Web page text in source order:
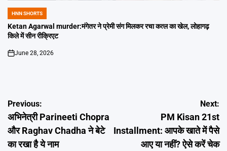
POSTED
IN
HNN SHORTS
Ketan Agarwal murder:मंगेतर ने प्रेमी संग मिलकर रचा कत्ल का खेल, लोहागढ़
किले में सीन रीक्रिएट
on
June 28, 2026
Post
navigation
Previous:
अभिनेत्री Parineeti Chopra
और Raghav Chadha ने बेटे
का रखा है ये नाम
Next:
PM Kisan 21st
Installment: आपके खाते में पैसे
आए या नहीं? ऐसे करें चेक